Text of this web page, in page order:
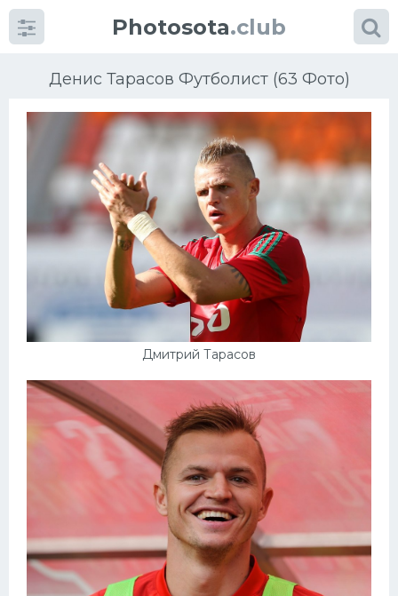
Photosota.club
Денис Тарасов Футболист (63 Фото)
Дмитрий Тарасов
КатегорииФото
Еще картинки...
Баскетбол
Велогонки
Конькобежный спорт
Тренажеры